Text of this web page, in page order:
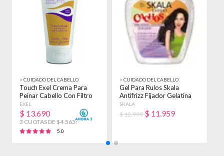
> CUIDADO DEL CABELLO
Touch Exel Crema Para
Peinar Cabello Con Filtro
Solar X 150g
EXEL
$ 13.690
3 CUOTAS DE $4.563!
5.0
> CUIDADO DEL CABELLO
Gel Para Rulos Skala
Antifrizz Fijador Gelatina
Cachos 1kg
SKALA
$ 12.999 $ 11.959